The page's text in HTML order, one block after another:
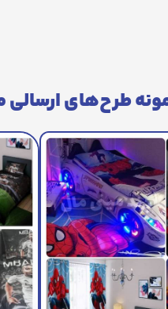
طرح‌های ارسالی